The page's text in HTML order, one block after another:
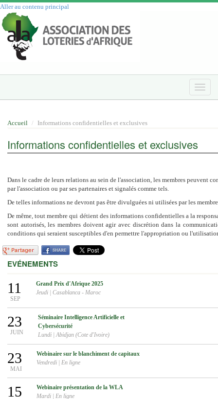
Aller au contenu principal
Toggle
Accueil Informations confidentielles et exclusives
Informations confidentielles et exclusives
Dans le cadre de leurs relations au sein de l'association, les membres peuvent
par l'association ou par ses partenaires et signalés comme tels.
De telles informations ne devront pas être divulguées ni utilisées par les
De même, tout membre qui détient des informations confidentielles a la
sont autorisés, les membres doivent agir avec discrétion dans la
conditions qui seraient susceptibles d'en permettre l'appropriation ou
EVÉNEMENTS
11
SEP
Grand Prix d'Afrique 2025
Jeudi
Casablanca - Maroc
23
JUIN
Séminaire Intelligence Artificielle et
Cybersécurité
Lundi |Abidjan (Cote d'Ivoire)
23
MAI
Webinaire sur le blanchiment de capitaux
Vendredi
En ligne
15
Webinaire présentation de la WLA
Mardi
En ligne